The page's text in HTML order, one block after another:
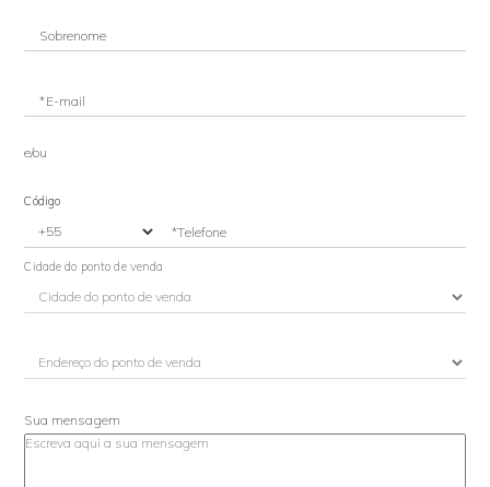
Sobrenome
*E-mail
e/ou
Código
*Telefone
Cidade do ponto de venda
Sua mensagem